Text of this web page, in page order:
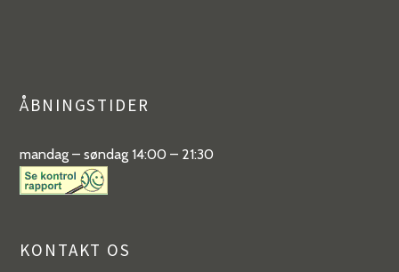
ÅBNINGSTIDER
mandag – søndag 14:00 – 21:30
KONTAKT OS